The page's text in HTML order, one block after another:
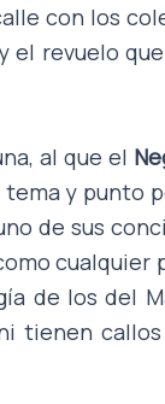
con los
el revuelo
al que el
y punto
de sus
cualquier
de los del
tienen